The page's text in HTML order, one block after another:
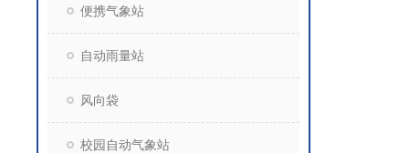
便携气象站
自动雨量站
风向袋
校园自动气象站